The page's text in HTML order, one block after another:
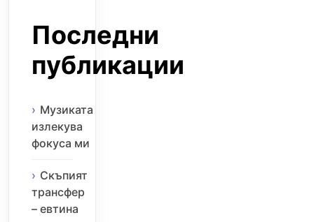
Последни
публикации
Музиката
излекува
фокуса ми
Скъпият
трансфер
– евтина